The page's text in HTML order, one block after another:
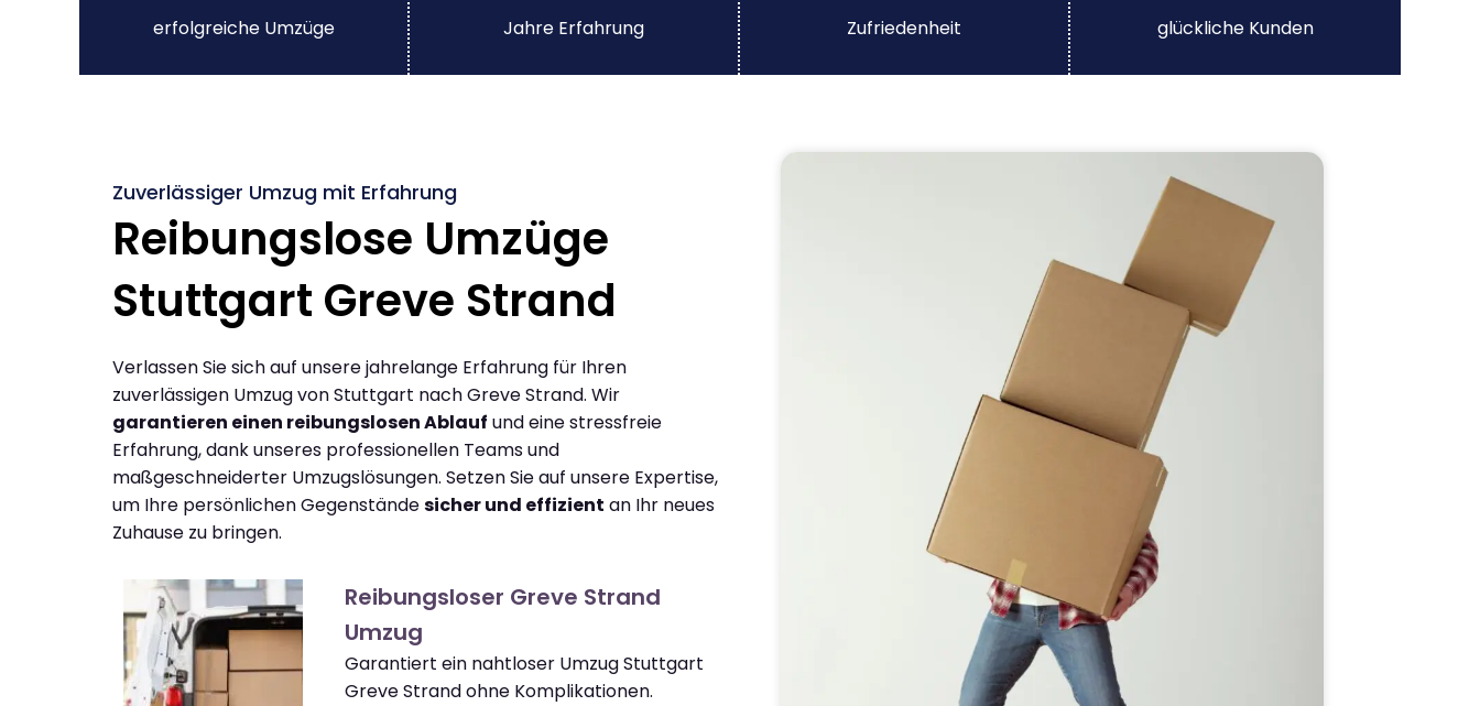
erfolgreiche Umzüge Jahre Erfahrung Zufriedenheit glückliche Kunden
Zuverlässiger Umzug mit Erfahrung
Reibungslose Umzüge
Stuttgart Greve Strand
Verlassen Sie sich auf unsere jahrelange Erfahrung für Ihren
zuverlässigen Umzug von Stuttgart nach Greve Strand. Wir
garantieren einen reibungslosen Ablauf und eine stressfreie
Erfahrung, dank unseres professionellen Teams und
maßgeschneiderter Umzugslösungen. Setzen Sie auf unsere Expertise,
um Ihre persönlichen Gegenständesicher und effizient an Ihr neues
Zuhause zu bringen.
Reibungsloser Greve Strand
Umzug
Garantiert ein nahtloser Umzug Stuttgart
Greve Strand ohne Komplikationen.